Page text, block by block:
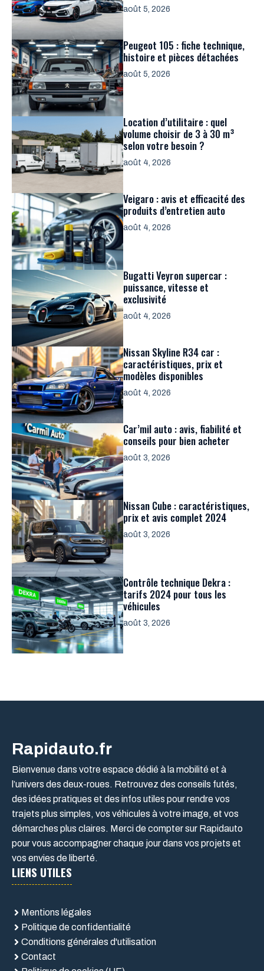
août 5, 2026
Peugeot 105 : fiche technique,
histoire et pièces détachées
août 5, 2026
Location d’utilitaire : quel
volume choisir de 3 à 30 m³
selon votre besoin ?
août 4, 2026
Veigaro : avis et efficacité des
produits d’entretien auto
août 4, 2026
Bugatti Veyron supercar :
puissance, vitesse et
exclusivité
août 4, 2026
Nissan Skyline R34 car :
caractéristiques, prix et
modèles disponibles
août 4, 2026
Car’mil auto : avis, fiabilité et
conseils pour bien acheter
août 3, 2026
Nissan Cube : caractéristiques,
prix et avis complet 2024
août 3, 2026
Contrôle technique Dekra :
tarifs 2024 pour tous les
véhicules
août 3, 2026
Rapidauto.fr
Bienvenue dans votre espace dédié à la mobilité et à
l’univers des deux-roues. Retrouvez des conseils futés,
des idées pratiques et des infos utiles pour rendre vos
trajets plus simples, vos véhicules à votre image, et vos
démarches plus claires. Merci de compter sur Rapidauto
pour vous accompagner chaque jour dans vos projets et
vos envies de liberté.
LIENS UTILES
Mentions légales
Politique de confidentialité
Conditions générales d'utilisation
Contact